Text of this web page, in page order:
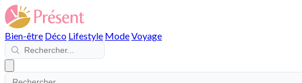
Bien-être Déco Lifestyle ModeVoyage